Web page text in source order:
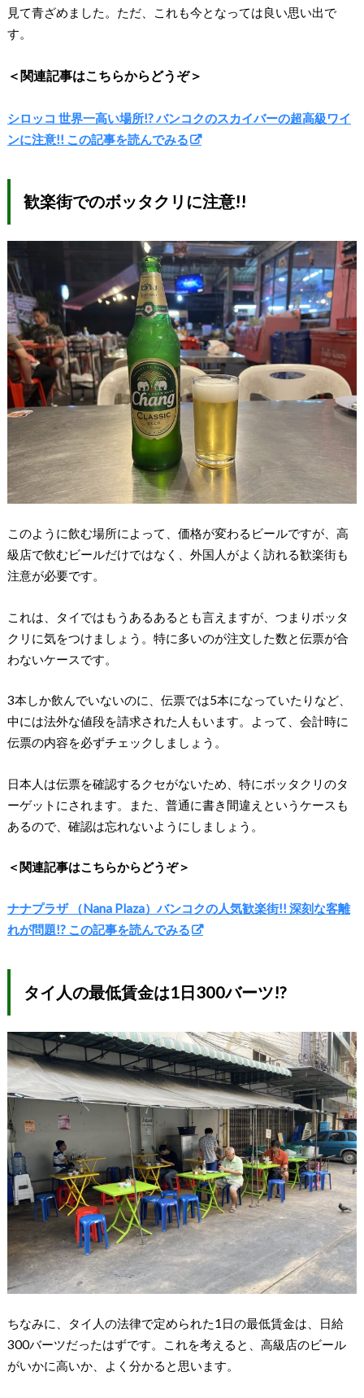
見て青ざめました。ただ、これも今となっては良い思い出で
す。
＜関連記事はこちらからどうぞ＞
シロッコ 世界一高い場所!? バンコクのスカイバーの超高級ワイ
ンに注意!! この記事を読んでみる
歓楽街でのボッタクリに注意!!
このように飲む場所によって、価格が変わるビールですが、高
級店で飲むビールだけではなく、外国人がよく訪れる歓楽街も
注意が必要です。
これは、タイではもうあるあるとも言えますが、つまりボッタ
クリに気をつけましょう。特に多いのが注文した数と伝票が合
わないケースです。
3本しか飲んでいないのに、伝票では5本になっていたりなど、
中には法外な値段を請求された人もいます。よって、会計時に
伝票の内容を必ずチェックしましょう。
日本人は伝票を確認するクセがないため、特にボッタクリのタ
ーゲットにされます。また、普通に書き間違えというケースも
あるので、確認は忘れないようにしましょう。
＜関連記事はこちらからどうぞ＞
ナナプラザ （Nana Plaza）バンコクの人気歓楽街!! 深刻な客離
れが問題!? この記事を読んでみる
タイ人の最低賃金は1日300バーツ!?
ちなみに、タイ人の法律で定められた1日の最低賃金は、日給
300バーツだったはずです。これを考えると、高級店のビール
がいかに高いか、よく分かると思います。